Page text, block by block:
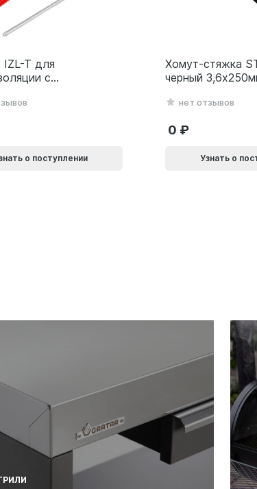
T для
с
10L
о поступлении
Хомут-стяжка
черный
нет отзывов
0
Узнать о